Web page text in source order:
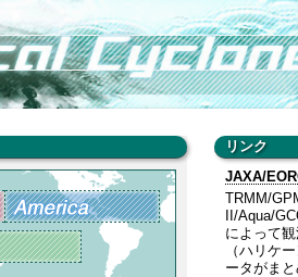
リンク
JAXA/
TRMM/
II/Aqua/
によって
（ハリケ
ータがま